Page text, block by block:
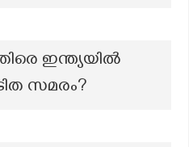
ഇന്ത്യയിൽ
സമരം?